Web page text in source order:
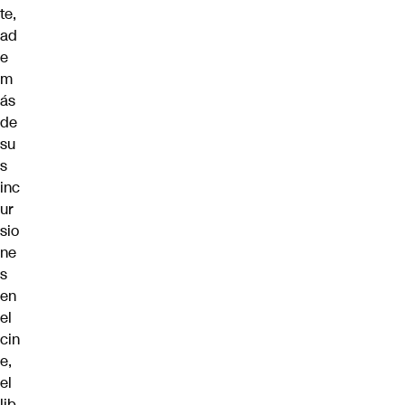
te,
ad
e
m
ás
de
su
s
inc
ur
sio
ne
s
en
el
cin
e,
el